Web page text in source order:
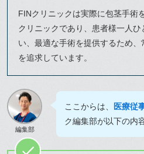
FINクリニックは実際に包茎手術
クリニックであり、患者様一人
い、最適な手術を提供するため
を追求しています。
編集部
ここからは、 医療従
ク編集部が以下の内